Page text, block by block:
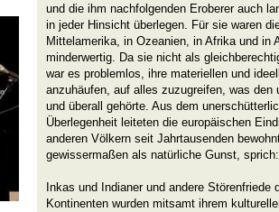
und die ihm nachfolgenden Eroberer auch
in jeder Hinsicht überlegen. Für sie waren
Mittelamerika, in Ozeanien, in Afrika und in
minderwertig. Da sie nicht als
war es problemlos, ihre materiellen und
anzuhäufen, auf alles zuzugreifen, was den
und überall gehörte. Aus dem
Überlegenheit leiteten die europäischen
anderen Völkern seit Jahrtausenden
gewissermaßen als natürliche Gunst,
Inkas und Indianer und andere Störenfriede
Kontinenten wurden mitsamt ihrem